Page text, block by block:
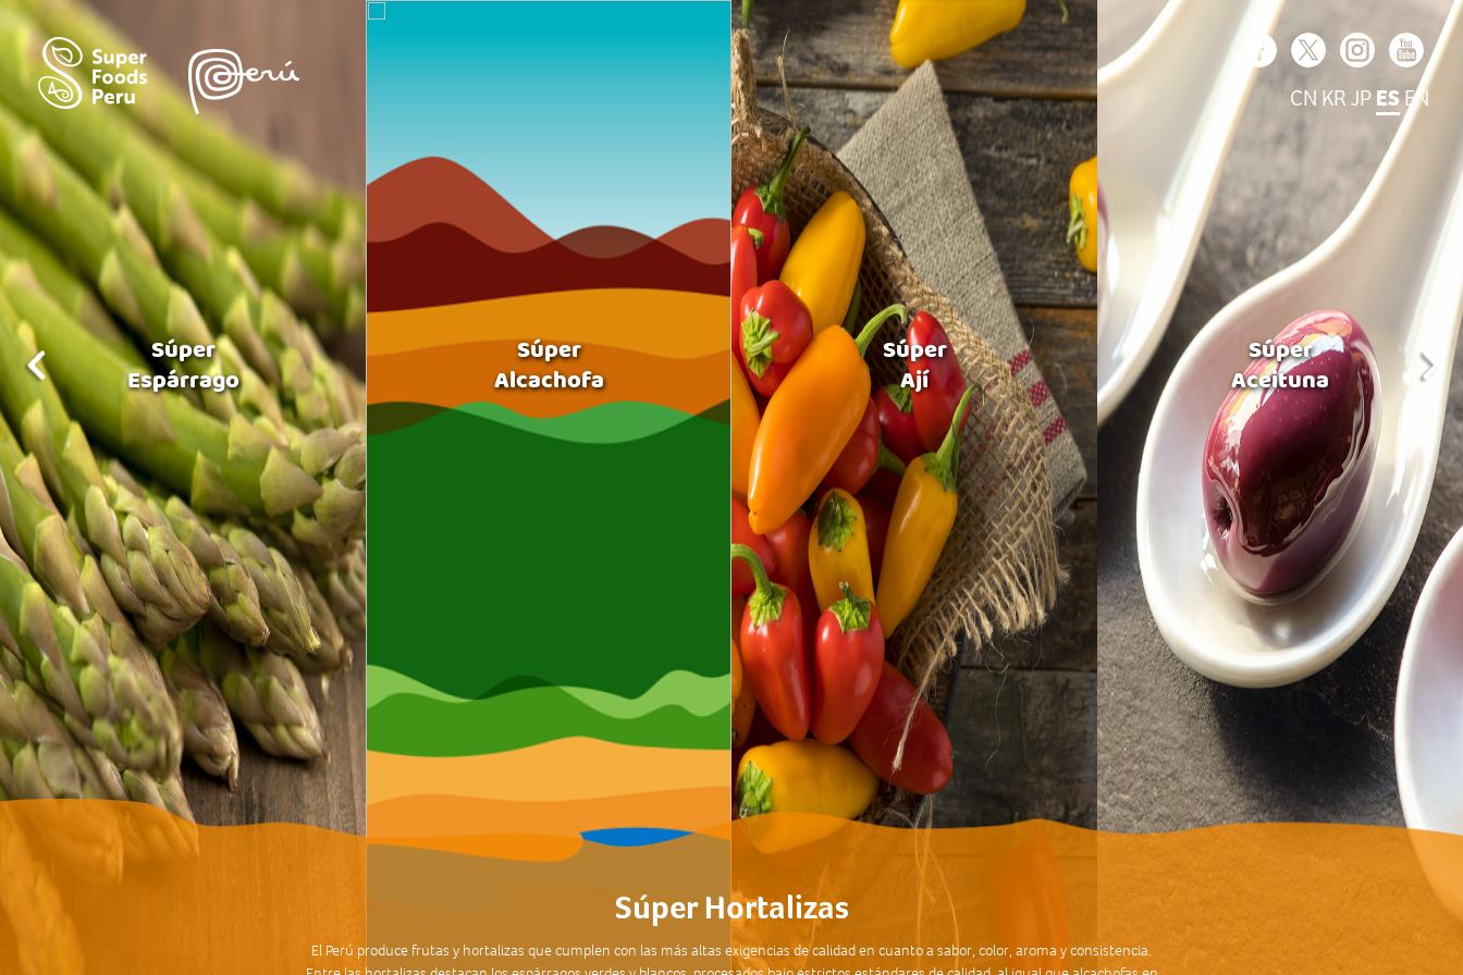
CN KR JP ESEN
Súper
Espárrago
Súper
Alcachofa
Súper
Ají
Súper
Aceituna
Súper Hortalizas
El Perú produce frutas y hortalizas que cumplen con las más altas exigencias de calidad en cuanto a sabor, color, aroma y consistencia.